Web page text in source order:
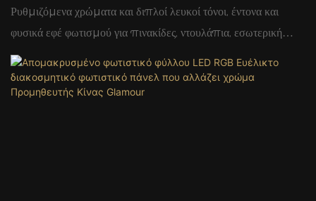
Φυσική Απόδοση Χρωμάτων Από Την Κίνα
Κατασκευαστής Glamour
Ρυθμιζόμενα χρώματα και διπλοί λευκοί τόνοι, έντονα και
φυσικά εφέ φωτισμού για πινακίδες, ντουλάπια, εσωτερική
διακόσμηση και έργα αρχιτεκτονικού φωτισμού